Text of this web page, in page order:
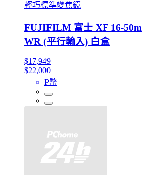
輕巧標準變焦鏡
FUJIFILM 富士 XF 16-
WR (平行輸入) 白盒
$17,949
$22,000
P幣